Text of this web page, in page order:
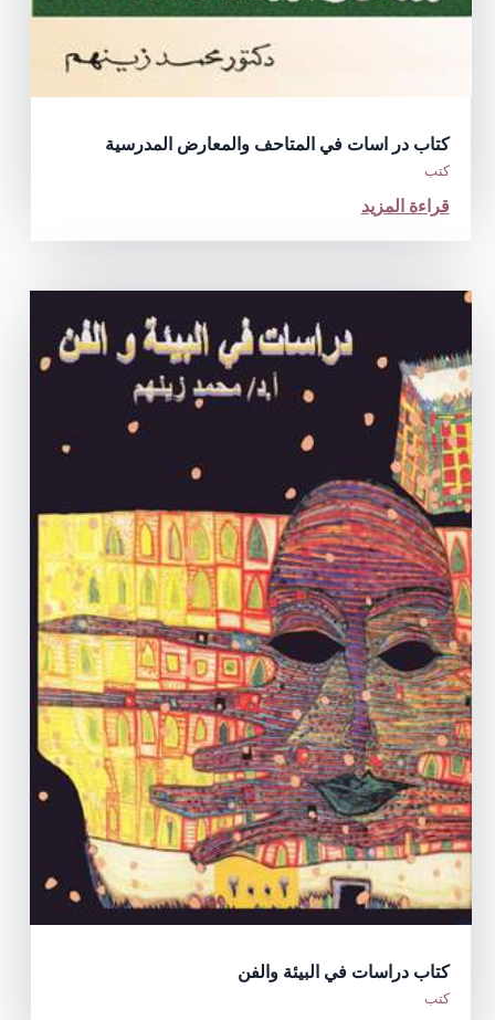
كتاب در اسات في المتاحف والمعارض المدرسية
كتب
قراءة المزيد
كتاب دراسات في البيئة والفن
كتب